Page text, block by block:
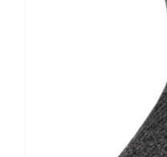
page
du